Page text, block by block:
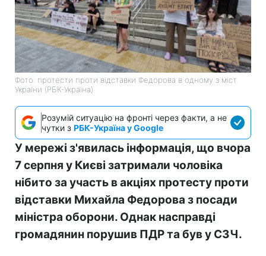
Фото: протести проти відставки Федорова в одному з міст
України (РБК-Україна)
Розумій ситуацію на фронті через факти, а не
чутки з РБК-Україна у Google
У мережі з'явилась інформація, що вчора
7 серпня у Києві затримали чоловіка
нібито за участь в акціях протесту проти
відставки Михайла Федорова з посади
міністра оборони. Однак насправді
громадянин порушив ПДР та був у СЗЧ.